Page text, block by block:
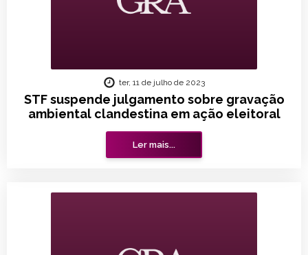
STF suspende julgamento sobre gravação
ambiental clandestina em ação eleitoral
ter, 11 de julho de 2023
Ler mais...